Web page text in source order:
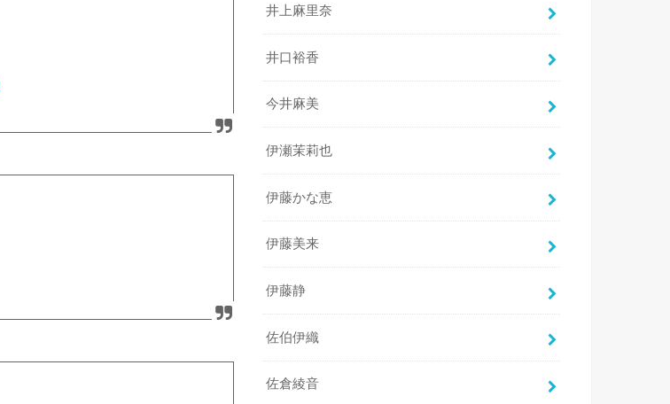
井上麻里奈
井口裕香
今井麻美
伊瀬茉莉也
伊藤かな恵
伊藤美来
伊藤静
佐伯伊織
佐倉綾音